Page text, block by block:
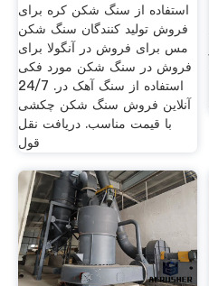
استفاده از سنگ شکن کره برای
فروش تولید کنندگان سنگ شکن
مس برای فروش در آنگولا برای
فروش در سنگ شکن مورد فکی
استفاده از سنگ آهک در. 24/7
آنلاین فروش سنگ شکن چکشی
با قیمت مناسب. دریافت نقل
قول